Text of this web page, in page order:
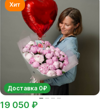
Доставка 0₽
19 050 ₽